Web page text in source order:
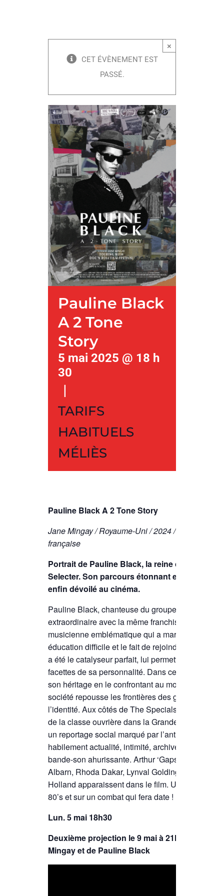
×
CET ÉVÈNEMENT EST
PASSÉ.
Pauline Black
A 2 Tone
Story
5 mai 2025 @ 18 h
30
|
TARIFS
HABITUELS
MÉLIÈS
Pauline Black A 2 Tone Story
Jane Mingay / Royaume-Uni / 2024 / 1h30 /
française
Portrait de Pauline Black, la reine du ska,
Selecter. Son parcours étonnant entre
enfin dévoilé au cinéma.
Pauline Black, chanteuse du groupe ska The
extraordinaire avec la même franchise qui a
musicienne emblématique qui a marqué son
éducation difficile et le fait de rejoindre le
a été le catalyseur parfait, lui permettant
facettes de sa personnalité. Dans ce long
son héritage en le confrontant au monde
société repousse les frontières des genres, de la
l’identité. Aux côtés de The Specials, ou
de la classe ouvrière dans la Grande-Bretagne
un reportage social marqué par l’antiracisme et
habilement actualité, intimité, archives et
bande-son ahurissante. Arthur ‘Gaps’
Albarn, Rhoda Dakar, Lynval Golding, Mykaell
Holland apparaissent dans le film. Un regard au
80’s et sur un combat qui fera date !
Lun. 5 mai 18h30
Deuxième projection le 9 mai à 21h en
Mingay et de Pauline Black